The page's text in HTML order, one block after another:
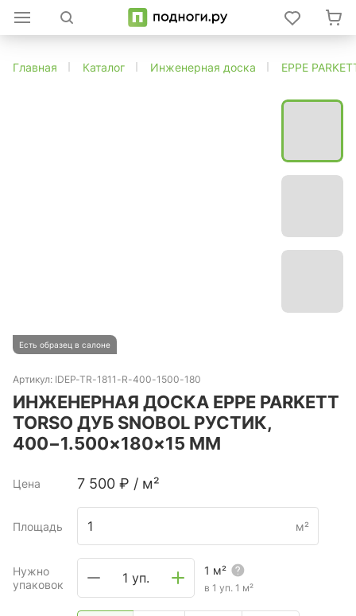
Главная Каталог Инженерная доска EPPE
Есть образец в салоне
Артикул: IDEP-TR-1811-R-400-1500-180
ИНЖЕНЕРНАЯ ДОСКА EPPE PARKETT
TORSO ДУБ SNOBOL РУСТИК,
400−1.500×180×15 ММ
Цена 7 500 ₽ / м²
Площадь м²
Нужно
упаковок
1 уп. 1 м²
в 1 уп. 1 м²